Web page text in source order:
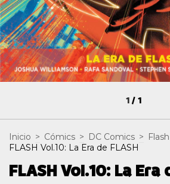
1/1
Inicio > Cómics > DC Comics > Flash
FLASH Vol.10: La Era de FLASH
FLASH Vol.10: La Era